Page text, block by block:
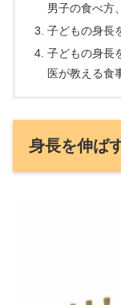
男子の食べ方
子どもの身長
子どもの身長
医が教える食
身長を伸ば